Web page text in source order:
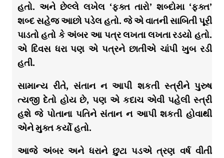
હતો. અને છેલ્લે લખેલ ‘ફક્ત તારો’ શબ્દોમા ‘ફક્ત’
શબ્દ સહેજ આછો પડેલ હતો. જે એ વાતની સાબિતી પૂરી
પાડતો હતો કે અંબર આ પત્ર લખતા લખતા રડયો હતો.
એ દિવસ ધરા પણ એ પત્રને છાતીએ ચાંપી ખુબ રડી
હતી.
સામાન્ય રીતે, સંતાન ન આપી શકતી સ્ત્રીને પુરુષ
ત્યજી દેતો હોય છે, પણ એ કદાચ એવી પહેલી સ્ત્રી
હશે જે પોતાના પતિને સંતાન ન આપી શકતી હોવાથી
એને મુક્ત કર્યો હતો.
આજે અંબર અને ધરાને છુટા પડએ ત્રણ વર્ષ વીતી